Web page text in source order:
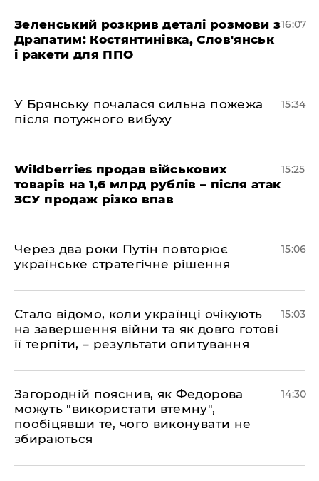
Зеленський розкрив деталі розмови з
Драпатим: Костянтинівка, Слов'янськ
і ракети для ППО
16:07
У Брянську почалася сильна пожежа
після потужного вибуху
15:34
Wildberries продав військових
товарів на 1,6 млрд рублів – після атак
ЗСУ продаж різко впав
15:25
Через два роки Путін повторює
українське стратегічне рішення
15:06
Стало відомо, коли українці очікують
на завершення війни та як довго готові
її терпіти, – результати опитування
15:03
Загородній пояснив, як Федорова
можуть "використати втемну",
пообіцявши те, чого виконувати не
збираються
14:30